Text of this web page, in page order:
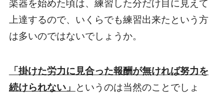
楽器を始めた頃は、練習した分だけ目に見えて
上達するので、いくらでも練習出来たという方
は多いのではないでしょうか。
「掛けた労力に見合った報酬が無ければ努力を
続けられない」
というのは当然のことでしょ